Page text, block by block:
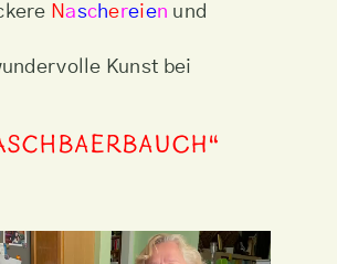
Naschereien und
Kunst bei